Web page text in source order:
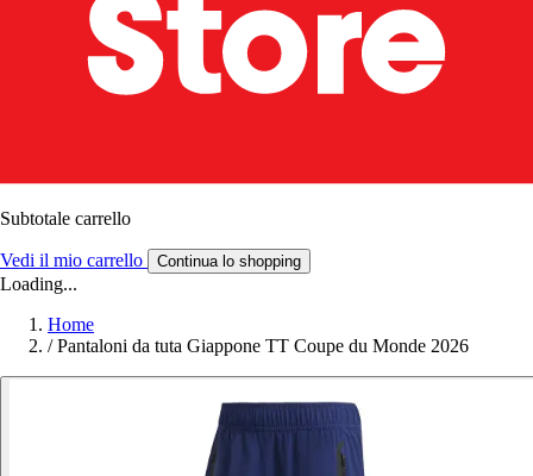
Subtotale carrello
Vedi il mio carrello Continua lo shopping
Loading...
Home
/ Pantaloni da tuta Giappone TT Coupe du Monde 2026